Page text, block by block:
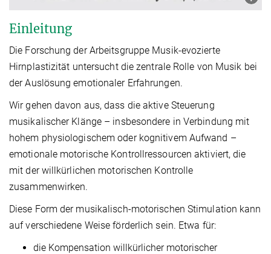
Einleitung
Die Forschung der Arbeitsgruppe Musik-evozierte
Hirnplastizität untersucht die zentrale Rolle von Musik bei
der Auslösung emotionaler Erfahrungen.
Wir gehen davon aus, dass die aktive Steuerung
musikalischer Klänge – insbesondere in Verbindung mit
hohem physiologischem oder kognitivem Aufwand –
emotionale motorische Kontrollressourcen aktiviert, die
mit der willkürlichen motorischen Kontrolle
zusammenwirken.
Diese Form der musikalisch-motorischen Stimulation kann
auf verschiedene Weise förderlich sein. Etwa für:
die Kompensation willkürlicher motorischer